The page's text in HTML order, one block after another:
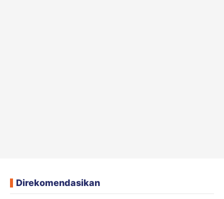
Direkomendasikan